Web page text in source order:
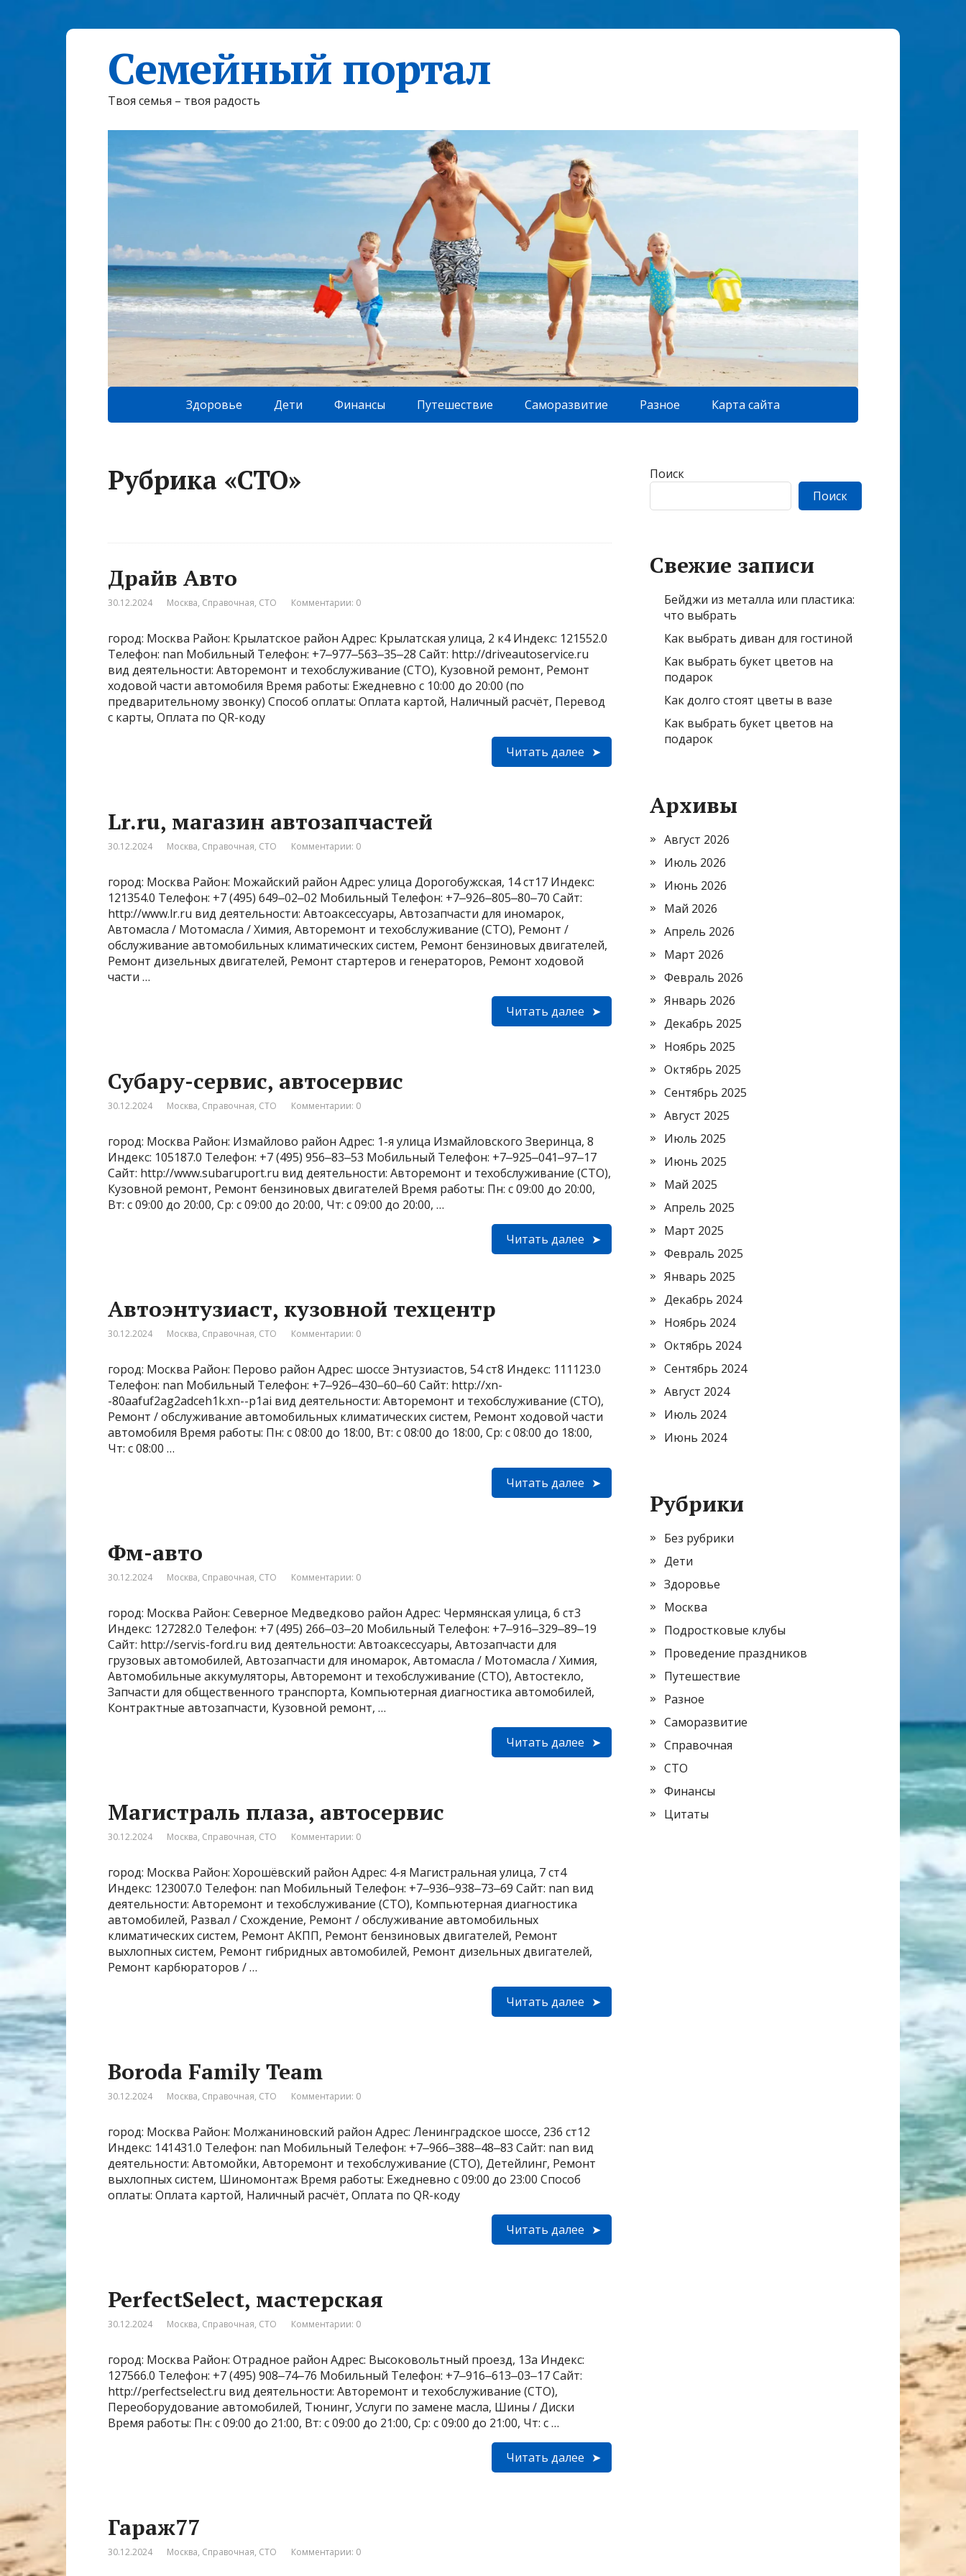
Семейный портал
Твоя семья – твоя радость
Здоровье Дети Финансы Путешествие Саморазвитие Разное Карта сайта
Рубрика «СТО»
Драйв Авто
30.12.2024 Москва, Справочная, СТО Комментарии: 0
город: Москва Район: Крылатское район Адрес: Крылатская улица, 2 к4 Индекс: 121552.0
Телефон: nan Мобильный Телефон: +7‒977‒563‒35‒28 Сайт: http://driveautoservice.ru
вид деятельности: Авторемонт и техобслуживание (СТО), Кузовной ремонт, Ремонт
ходовой части автомобиля Время работы: Ежедневно с 10:00 до 20:00 (по
предварительному звонку) Способ оплаты: Оплата картой, Наличный расчёт, Перевод
с карты, Оплата по QR-коду
Читать далее
Lr.ru, магазин автозапчастей
30.12.2024 Москва, Справочная, СТО Комментарии: 0
город: Москва Район: Можайский район Адрес: улица Дорогобужская, 14 ст17 Индекс:
121354.0 Телефон: +7 (495) 649‒02‒02 Мобильный Телефон: +7‒926‒805‒80‒70 Сайт:
http://www.lr.ru вид деятельности: Автоаксессуары, Автозапчасти для иномарок,
Автомасла / Мотомасла / Химия, Авторемонт и техобслуживание (СТО), Ремонт /
обслуживание автомобильных климатических систем, Ремонт бензиновых двигателей,
Ремонт дизельных двигателей, Ремонт стартеров и генераторов, Ремонт ходовой
части …
Читать далее
Субару-сервис, автосервис
30.12.2024 Москва, Справочная, СТО Комментарии: 0
город: Москва Район: Измайлово район Адрес: 1-я улица Измайловского Зверинца, 8
Индекс: 105187.0 Телефон: +7 (495) 956‒83‒53 Мобильный Телефон: +7‒925‒041‒97‒17
Сайт: http://www.subaruport.ru вид деятельности: Авторемонт и техобслуживание (СТО),
Кузовной ремонт, Ремонт бензиновых двигателей Время работы: Пн: с 09:00 до 20:00,
Вт: с 09:00 до 20:00, Ср: с 09:00 до 20:00, Чт: с 09:00 до 20:00, …
Читать далее
Автоэнтузиаст, кузовной техцентр
30.12.2024 Москва, Справочная, СТО Комментарии: 0
город: Москва Район: Перово район Адрес: шоссе Энтузиастов, 54 ст8 Индекс: 111123.0
Телефон: nan Мобильный Телефон: +7‒926‒430‒60‒60 Сайт: http://xn-
-80aafuf2ag2adceh1k.xn--p1ai вид деятельности: Авторемонт и техобслуживание (СТО),
Ремонт / обслуживание автомобильных климатических систем, Ремонт ходовой части
автомобиля Время работы: Пн: с 08:00 до 18:00, Вт: с 08:00 до 18:00, Ср: с 08:00 до 18:00,
Чт: с 08:00 …
Читать далее
Фм-авто
30.12.2024 Москва, Справочная, СТО Комментарии: 0
город: Москва Район: Северное Медведково район Адрес: Чермянская улица, 6 ст3
Индекс: 127282.0 Телефон: +7 (495) 266‒03‒20 Мобильный Телефон: +7‒916‒329‒89‒19
Сайт: http://servis-ford.ru вид деятельности: Автоаксессуары, Автозапчасти для
грузовых автомобилей, Автозапчасти для иномарок, Автомасла / Мотомасла / Химия,
Автомобильные аккумуляторы, Авторемонт и техобслуживание (СТО), Автостекло,
Запчасти для общественного транспорта, Компьютерная диагностика автомобилей,
Контрактные автозапчасти, Кузовной ремонт, …
Читать далее
Магистраль плаза, автосервис
30.12.2024 Москва, Справочная, СТО Комментарии: 0
город: Москва Район: Хорошёвский район Адрес: 4-я Магистральная улица, 7 ст4
Индекс: 123007.0 Телефон: nan Мобильный Телефон: +7‒936‒938‒73‒69 Сайт: nan вид
деятельности: Авторемонт и техобслуживание (СТО), Компьютерная диагностика
автомобилей, Развал / Схождение, Ремонт / обслуживание автомобильных
климатических систем, Ремонт АКПП, Ремонт бензиновых двигателей, Ремонт
выхлопных систем, Ремонт гибридных автомобилей, Ремонт дизельных двигателей,
Ремонт карбюраторов / …
Читать далее
Boroda Family Team
30.12.2024 Москва, Справочная, СТО Комментарии: 0
город: Москва Район: Молжаниновский район Адрес: Ленинградское шоссе, 236 ст12
Индекс: 141431.0 Телефон: nan Мобильный Телефон: +7‒966‒388‒48‒83 Сайт: nan вид
деятельности: Автомойки, Авторемонт и техобслуживание (СТО), Детейлинг, Ремонт
выхлопных систем, Шиномонтаж Время работы: Ежедневно с 09:00 до 23:00 Способ
оплаты: Оплата картой, Наличный расчёт, Оплата по QR-коду
Читать далее
PerfectSelect, мастерская
30.12.2024 Москва, Справочная, СТО Комментарии: 0
город: Москва Район: Отрадное район Адрес: Высоковольтный проезд, 13а Индекс:
127566.0 Телефон: +7 (495) 908‒74‒76 Мобильный Телефон: +7‒916‒613‒03‒17 Сайт:
http://perfectselect.ru вид деятельности: Авторемонт и техобслуживание (СТО),
Переоборудование автомобилей, Тюнинг, Услуги по замене масла, Шины / Диски
Время работы: Пн: с 09:00 до 21:00, Вт: с 09:00 до 21:00, Ср: с 09:00 до 21:00, Чт: с …
Читать далее
Гараж77
30.12.2024 Москва, Справочная, СТО Комментарии: 0
Поиск
Поиск
Свежие записи
Бейджи из металла или пластика:
что выбрать
Как выбрать диван для гостиной
Как выбрать букет цветов на
подарок
Как долго стоят цветы в вазе
Как выбрать букет цветов на
подарок
Архивы
Август 2026
Июль 2026
Июнь 2026
Май 2026
Апрель 2026
Март 2026
Февраль 2026
Январь 2026
Декабрь 2025
Ноябрь 2025
Октябрь 2025
Сентябрь 2025
Август 2025
Июль 2025
Июнь 2025
Май 2025
Апрель 2025
Март 2025
Февраль 2025
Январь 2025
Декабрь 2024
Ноябрь 2024
Октябрь 2024
Сентябрь 2024
Август 2024
Июль 2024
Июнь 2024
Рубрики
Без рубрики
Дети
Здоровье
Москва
Подростковые клубы
Проведение праздников
Путешествие
Разное
Саморазвитие
Справочная
СТО
Финансы
Цитаты